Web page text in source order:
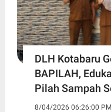
DLH Kotabaru
BAPILAH,
Pilah Sampah
8/04/2026 06:26:00 PM